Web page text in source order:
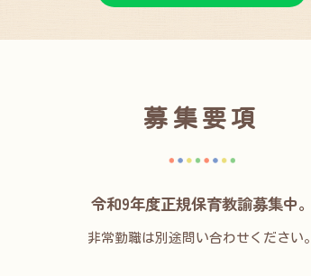
募集要項
令和9年度正規保育教諭募集中。
非常勤職は別途問い合わせください。